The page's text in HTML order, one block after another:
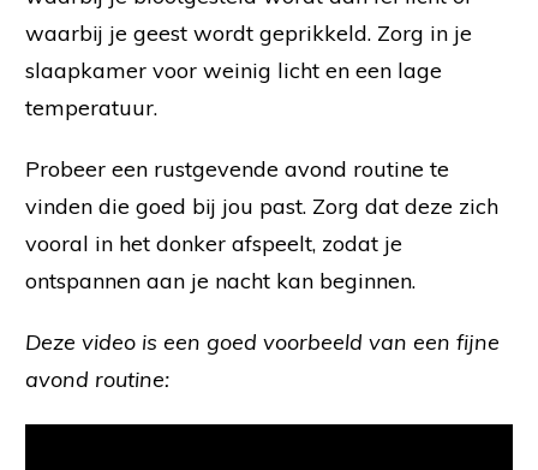
waarbij je geest wordt geprikkeld. Zorg in je
slaapkamer voor weinig licht en een lage
temperatuur.
Probeer een rustgevende avond routine te
vinden die goed bij jou past. Zorg dat deze zich
vooral in het donker afspeelt, zodat je
ontspannen aan je nacht kan beginnen.
Deze video is een goed voorbeeld van een fijne
avond routine: